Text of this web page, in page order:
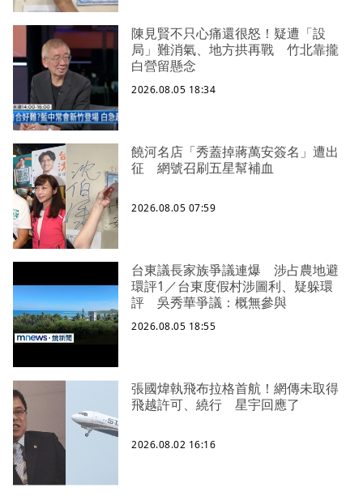
陳見賢不只心痛還很怒！疑遭「設
局」難消氣、地方拱再戰 竹北靠攏
白營留懸念
2026.08.05 18:34
饒河名店「秀蓋掉蔣萬安簽名」遭出
征 網號召刷五星幫補血
2026.08.05 07:59
台東議長家族爭議連爆 涉占農地避
環評1／台東度假村涉圖利、疑躲環
評 吳秀華爭議：概無參與
2026.08.05 18:55
張國煒執飛布拉格首航！網傳未取得
飛越許可、繞行 星宇回應了
2026.08.02 16:16